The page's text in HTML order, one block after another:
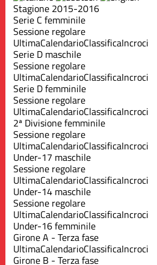
Stagione 2015-2016
Serie C femminile
Sessione regolare
UltimaCalendarioClassificaIncroci
Serie D maschile
Sessione regolare
UltimaCalendarioClassificaIncroci
Serie D femminile
Sessione regolare
UltimaCalendarioClassificaIncroci
2ª Divisione femminile
Sessione regolare
UltimaCalendarioClassificaIncroci
Under-17 maschile
Sessione regolare
UltimaCalendarioClassificaIncroci
Under-14 maschile
Sessione regolare
UltimaCalendarioClassificaIncroci
Under-16 femminile
Girone A - Terza fase
UltimaCalendarioClassificaIncroci
Girone B - Terza fase